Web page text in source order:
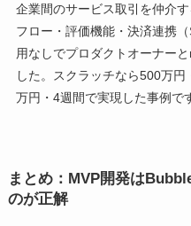
企業間のサービス取引を仲介
フロー・評価機能・決済連携
用なしでプロダクトオーナー
した。スクラッチなら500万
万円・4週間で実現した事例で
まとめ：MVP開発は
のが正解